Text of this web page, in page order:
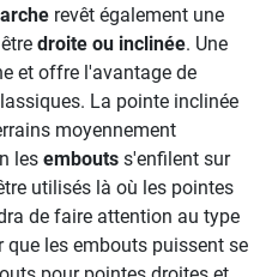
revêt également une
droite ou inclinée. Une
et offre l'avantage de
La pointe inclinée
moyennement
les embouts s'enfilent sur
utilisés là où les pointes
de faire attention au type
les embouts puissent se